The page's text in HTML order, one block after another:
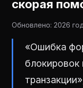
скорая
Обновлено: 2026
«Ошибка
блокировок